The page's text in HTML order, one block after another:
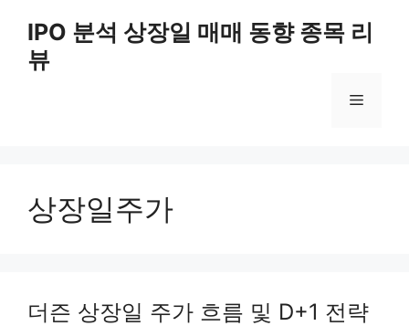
content
IPO 분석 상장일 매매 동향 종목 리
뷰
Menu
상장일주가
더즌 상장일 주가 흐름 및 D+1 전략